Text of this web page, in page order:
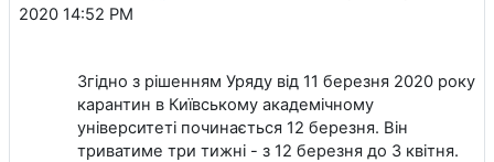
2020 14:52 PM
Згідно з рішенням Уряду від 11 березня 2020 року
карантин в Київському академічному
університеті починається 12 березня. Він
триватиме три тижні - з 12 березня до 3 квітня.